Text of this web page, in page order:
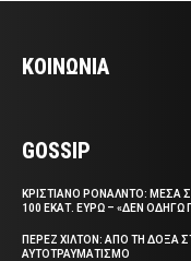
ΚΟΙΝΩΝΙΑ
GOSSIP
ΚΡΙΣΤΙΑΝΟ ΡΟΝΑΛΝΤΟ: ΜΕΣΑ
100 ΕΚΑΤ. ΕΥΡΩ – «ΔΕΝ ΟΔΗΓΩ
ΠΕΡΕΖ ΧΙΛΤΟΝ: ΑΠΟ ΤΗ ΔΟΞΑ
ΑΥΤΟΤΡΑΥΜΑΤΙΣΜΟ